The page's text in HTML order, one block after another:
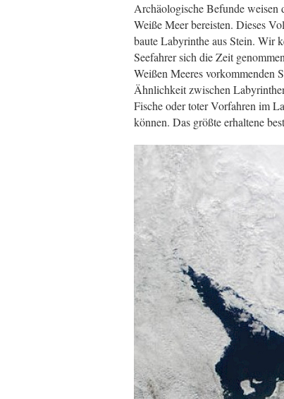
Archäologische Befunde weisen
Weiße Meer bereisten. Dieses
baute Labyrinthe aus Stein. Wir
Seefahrer sich die Zeit
Weißen Meeres vorkommenden
Ähnlichkeit zwischen
Fische oder toter Vorfahren im
können. Das größte erhaltene